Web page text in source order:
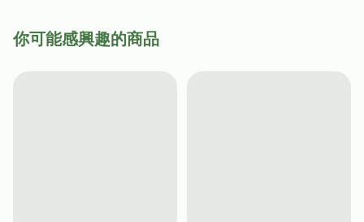
你可能感興趣的商品